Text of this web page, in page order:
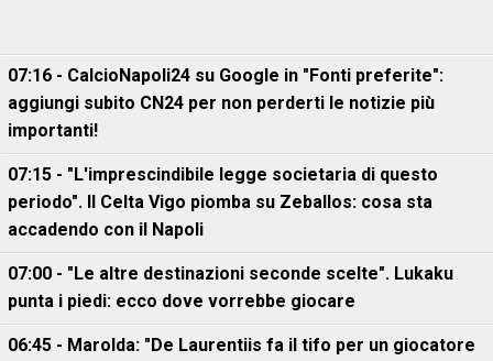
07:16 - CalcioNapoli24 su Google in "Fonti preferite":
aggiungi subito CN24 per non perderti le notizie più
importanti!
07:15 - "L'imprescindibile legge societaria di questo
periodo". Il Celta Vigo piomba su Zeballos: cosa sta
accadendo con il Napoli
07:00 - "Le altre destinazioni seconde scelte". Lukaku
punta i piedi: ecco dove vorrebbe giocare
06:45 - Marolda: "De Laurentiis fa il tifo per un giocatore